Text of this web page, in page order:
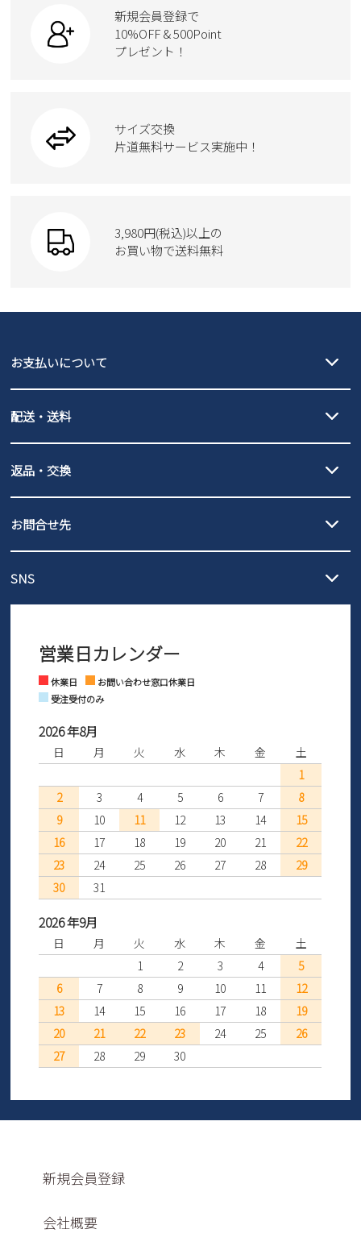
カジュアルシューズ
ワークシューズ
ウェア
moz
ローファー
ブーツ
Parade
GAP
スクール
new balance
瞬足
ボディバッグ
ハンドバッグ
トートバッグ
ケア用品
新規会員登録で
10%OFF & 500Point
プレゼント！
サイズ交換
片道無料サービス実施中！
3,980円(税込)以上の
お買い物で送料無料
お支払いについて
PayPay（オンライン決済）、代金引換のご利用が可能です。
配送・送料
北海道・本州・四国・九州…550円
3,980円（税込）以上お買い上げで送料無料
発送日・送料詳細については
ご利用ください。
全国一律…220円（税込）
発送日・送料詳細についてはご利用ガイドを
ご利用ください。
返品・交換
の片道無料サービスを実施中！
ントとしても安心してご利用いただけるよう、サイズ交換の受付期
さい。
お問合せ先
営業時間：11時～17時
※土日祝はお問い合わせ窓口休業日となります。
SNS
Facebook Instagram
営業日カレンダー
休業日
お問い合わせ窓口休業日
受注受付のみ
2026 年8月
日 月 火 水 木 金
土
1
2
3 4 5 6 7
8
9
10 11 12 13 14
15
16
17 18 19 20 21
22
23
24 25 26 27 28
29
30
31
2026 年9月
日 月 火 水 木 金
土
1
2 3 4
5
6
7 8 9 10 11
12
13
14 15 16 17 18
19
20
21 22 23 24 25
26
27
28 29 30
新規会員登録
会社概要